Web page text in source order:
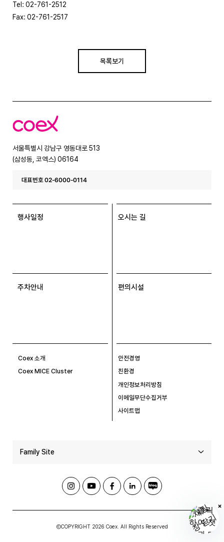
Tel: 02-761-2512
Fax: 02-761-2517
목록보기
코
엑
서울특별시 강남구 영동대로 513
(삼성동, 코엑스) 06164
대표번호 02-6000-0114
행사일정 오시는 길
주차안내 편의시설
Coex 소개
Coex MICE Cluster
안전경영
친환경
개인정보처리방침
이메일무단수집거부
사이트맵
Family Site
ⒸCOPYRIGHT 2026 Coex. All Rights Reserved